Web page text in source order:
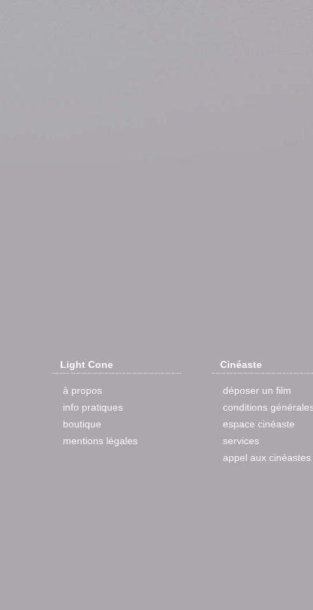
Light Cone
à propos
info pratiques
boutique
mentions légales
Cinéaste
déposer un film
conditions
espace cinéaste
services
appel aux cinéastes